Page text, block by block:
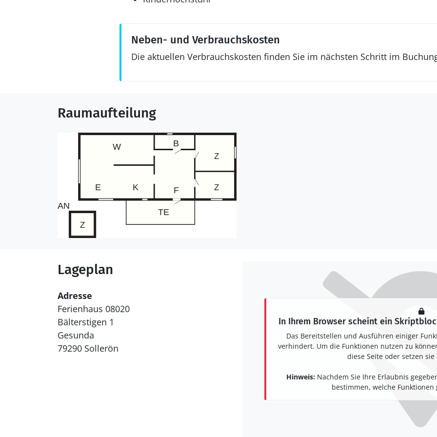
Neben- und Verbrauchskosten
Die aktuellen Verbrauchskosten finden Sie im nächsten Schritt im
Raumaufteilung
Lageplan
Adresse
Ferienhaus 08020
Bälterstigen 1
Gesunda
79290 Sollerön
In Ihrem Browser scheint ein
Das Bereitstellen und Ausführen einiger
verhindert. Um die Funktionen nutzen zu
diese Seite oder setzen
Hinweis:Nachdem Sie Ihre Erlaubnis
bestimmen, welche